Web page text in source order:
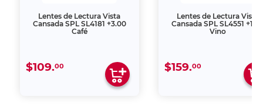
Lentes de Lectura Vista
Cansada SPL SL4181 +3.00
Café
$109.00
Lentes de Lectura Vista
Cansada SPL SL4551
Vino
$159.00